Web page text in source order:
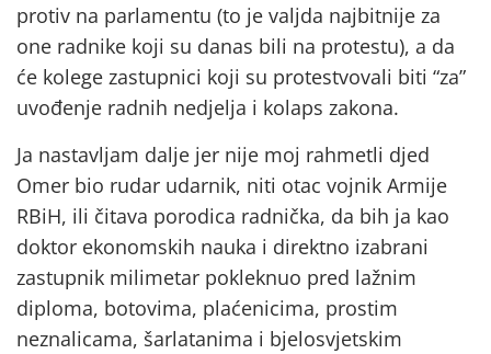
protiv na parlamentu (to je valjda najbitnije za
one radnike koji su danas bili na protestu), a da
će kolege zastupnici koji su protestvovali biti “za”
uvođenje radnih nedjelja i kolaps zakona.
Ja nastavljam dalje jer nije moj rahmetli djed
Omer bio rudar udarnik, niti otac vojnik Armije
RBiH, ili čitava porodica radnička, da bih ja kao
doktor ekonomskih nauka i direktno izabrani
zastupnik milimetar pokleknuo pred lažnim
diploma, botovima, plaćenicima, prostim
neznalicama, šarlatanima i bjelosvjetskim